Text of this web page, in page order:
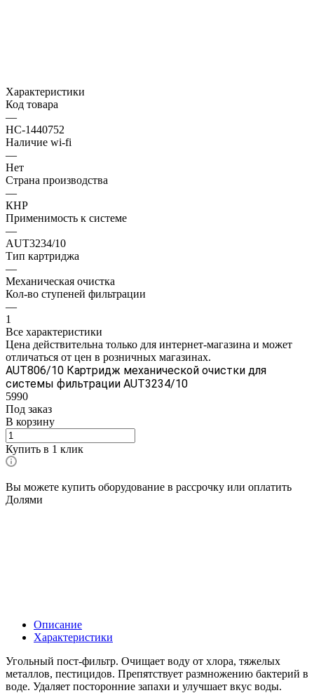
Характеристики
Код товара
—
НС-1440752
Наличие wi-fi
—
Нет
Страна производства
—
КНР
Применимость к системе
—
AUT3234/10
Тип картриджа
—
Механическая очистка
Кол-во ступеней фильтрации
—
1
Все характеристики
Цена действительна только для интернет-магазина и может
отличаться от цен в розничных магазинах.
AUT806/10 Картридж механической очистки для
системы фильтрации AUT3234/10
5990
Под заказ
В корзину
Купить в 1 клик
Вы можете купить оборудование в рассрочку или оплатить
Долями
Описание
Характеристики
Угольный пост-фильтр. Очищает воду от хлора, тяжелых
металлов, пестицидов. Препятствует размножению бактерий в
воде. Удаляет посторонние запахи и улучшает вкус воды.